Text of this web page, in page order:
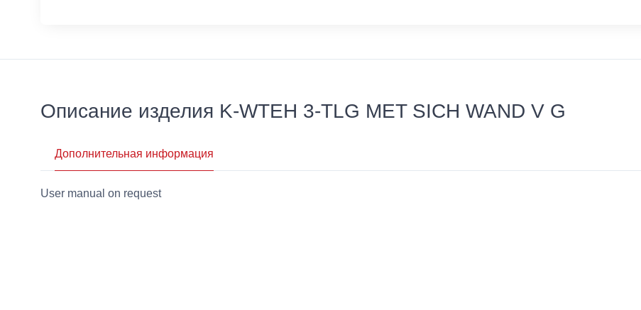
Описание изделия K-WTEH 3-TLG MET SICH WAND V G
Дополнительная информация
User manual on request